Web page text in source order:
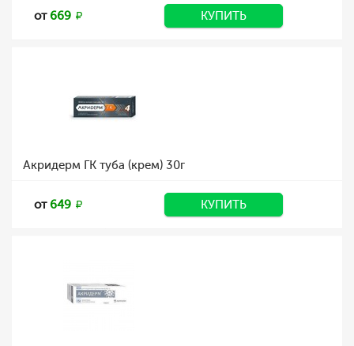
от669 КУПИТЬ
Акридерм ГК туба (крем) 30г
от649 КУПИТЬ